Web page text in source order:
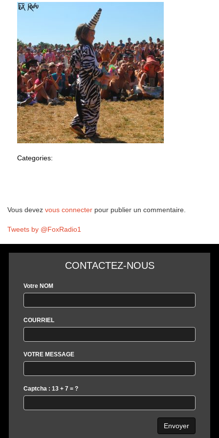
Categories:
Vous devez vous connecter pour publier un commentaire.
Tweets by @FoxRadio1
CONTACTEZ-NOUS
Votre NOM
COURRIEL
VOTRE MESSAGE
Captcha : 13 + 7 = ?
Envoyer